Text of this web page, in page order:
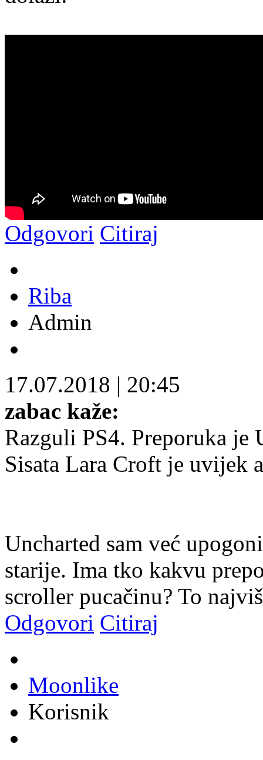
Odgovori Citiraj
Riba
Admin
17.07.2018 | 20:45
zabac kaže:
Razguli PS4. Preporuka je
Sisata Lara Croft je uvijek
Uncharted sam već
starije. Ima tko kakvu
scroller pucačinu? To
Odgovori Citiraj
Moonlike
Korisnik